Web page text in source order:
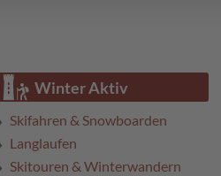
Winter Aktiv
Skifahren & Snowboarden
Langlaufen
Skitouren & Winterwandern